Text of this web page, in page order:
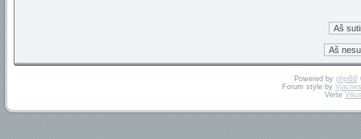
Powered by phpBB
Forum style by
Vertė